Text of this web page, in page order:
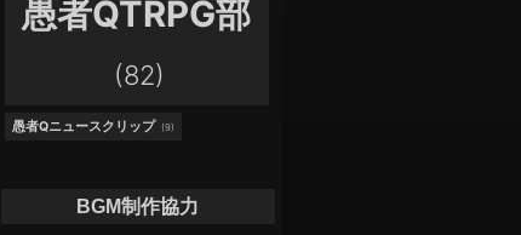
愚者QTRPG部
(82)
愚者Qニュースクリップ (9)
BGM制作協力